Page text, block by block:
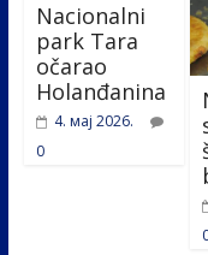
Nacionalni
park Tara
očarao
Holanđanina
4. мај 2026.
0